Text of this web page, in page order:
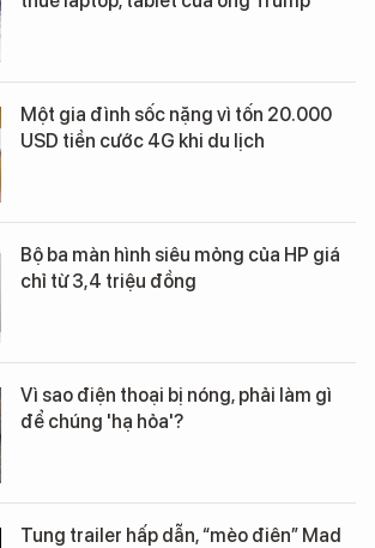
Một gia đình sốc nặng vì tốn 20.000
USD tiền cước 4G khi du lịch
Bộ ba màn hình siêu mỏng của HP giá
chỉ từ 3,4 triệu đồng
Vì sao điện thoại bị nóng, phải làm gì
để chúng 'hạ hỏa'?
Tung trailer hấp dẫn, “mèo điên” Mad